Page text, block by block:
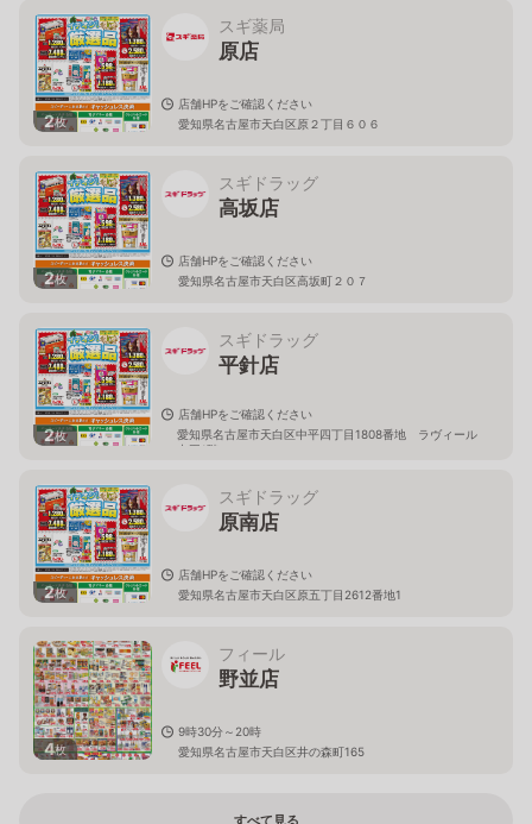
2枚
スギ薬局
原店
店舗HPをご確認ください
愛知県名古屋市天白区原２丁目６０６
2枚
スギドラッグ
高坂店
店舗HPをご確認ください
愛知県名古屋市天白区高坂町２０７
2枚
スギドラッグ
平針店
店舗HPをご確認ください
愛知県名古屋市天白区中平四丁目1808番地 ラヴィール
中平1階
2枚
スギドラッグ
原南店
店舗HPをご確認ください
愛知県名古屋市天白区原五丁目2612番地1
4枚
フィール
野並店
9時30分～20時
愛知県名古屋市天白区井の森町165
すべて見る